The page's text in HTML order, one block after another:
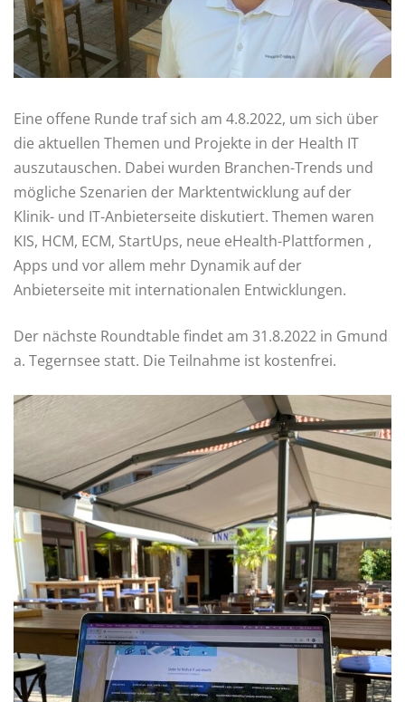
Eine offene Runde traf sich am 4.8.2022, um sich über
die aktuellen Themen und Projekte in der Health IT
auszutauschen. Dabei wurden Branchen-Trends und
mögliche Szenarien der Marktentwicklung auf der
Klinik- und IT-Anbieterseite diskutiert. Themen waren
KIS, HCM, ECM, StartUps, neue eHealth-Plattformen ,
Apps und vor allem mehr Dynamik auf der
Anbieterseite mit internationalen Entwicklungen.
Der nächste Roundtable findet am 31.8.2022 in Gmund
a. Tegernsee statt. Die Teilnahme ist kostenfrei.